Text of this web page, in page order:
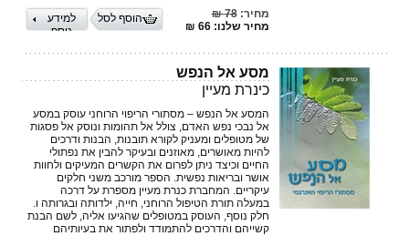
מחיר:78 ₪
מחיר שלנו: 66 ₪
למידע
נוסף
הוסף לסל
מסע אל הנפש
כינרת מעיין
המסע אל הנפש – מסתורי הריפוי הרוחני עוסק במסע
אל נבכי נפש האדם, צולל אל תהומות ונוסק אל פסגות
של מטופלים ומעניק לקורא תובנות, הבנות ודרכים
להיות מאושרים, מאוזנים ובעיקר להבין את נפתולי
החיים וכיצד ניתן לפרום את הקשרים המעיקים ולחוות
אושר ובריאות נפשית. הספר מורכב משני חלקים
עיקריים. המחברת כנרת מעיין מספרת על דרכה
במעלה תורת הטיפול הרוחני, חייה, ילדותה ובגרותה ו.
חלק נוסף, העוסק במטופלים שהגיעו אליה, לשם הבנת
קשייהם והדרכים להתמודד ולפתור את בעיותיהם